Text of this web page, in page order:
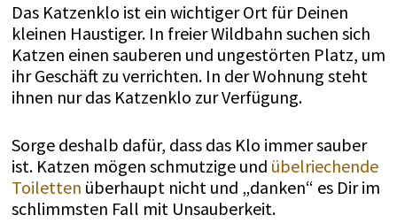
Das Katzenklo ist ein wichtiger Ort für Deinen
kleinen Haustiger. In freier Wildbahn suchen sich
Katzen einen sauberen und ungestörten Platz, um
ihr Geschäft zu verrichten. In der Wohnung steht
ihnen nur das Katzenklo zur Verfügung.
Sorge deshalb dafür, dass das Klo immer sauber
ist. Katzen mögen schmutzige und übelriechende
Toiletten überhaupt nicht und „danken“ es Dir im
schlimmsten Fall mit Unsauberkeit.